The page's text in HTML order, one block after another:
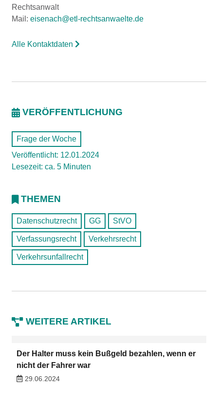
Rechtsanwalt
Mail: eisenach@etl-rechtsanwaelte.de
Alle Kontaktdaten
VERÖFFENTLICHUNG
Frage der Woche
Veröffentlicht: 12.01.2024
Lesezeit: ca. 5 Minuten
THEMEN
Datenschutzrecht GG StVO
Verfassungsrecht Verkehrsrecht
Verkehrsunfallrecht
WEITERE ARTIKEL
Der Halter muss kein Bußgeld bezahlen, wenn er
nicht der Fahrer war
29.06.2024